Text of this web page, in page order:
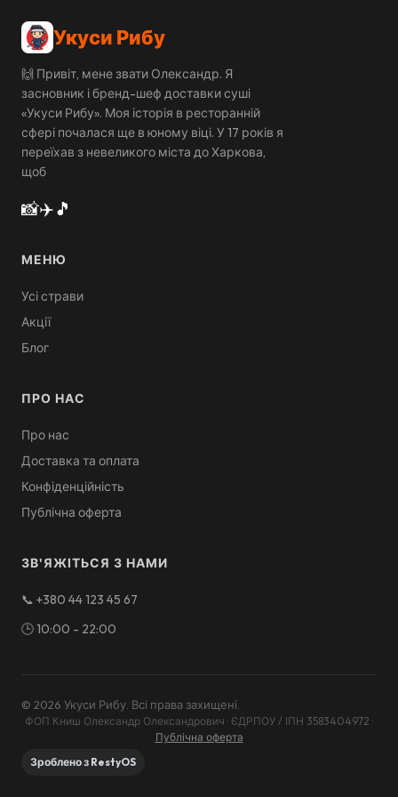
Укуси Рибу
🙌 Привіт, мене звати Олександр. Я
засновник і бренд-шеф доставки суші
«Укуси Рибу». Моя історія в ресторанній
сфері почалася ще в юному віці. У 17 років я
переїхав з невеликого міста до Харкова,
щоб
📸✈️🎵
МЕНЮ
Усі страви
Акції
Блог
ПРО НАС
Про нас
Доставка та оплата
Конфіденційність
Публічна оферта
ЗВ'ЯЖІТЬСЯ З НАМИ
📞 +380 44 123 45 67
🕒10:00 - 22:00
© 2026 Укуси Рибу Всі права захищені
ФОП Книш Олександр Олександрович · ЄДРПОУ / ІПН 3583404972 ·
Публічна оферта
Зроблено з RestyOS